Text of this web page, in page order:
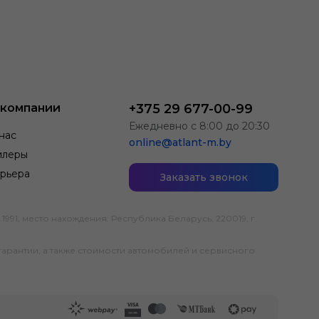
+375 29 677-00-99
Ежедневно с 8:00 до 20:30
online@atlant-m.by
Заказать звонок
место нахождения: Республика Беларусь, 220019, г.
а также стоимости автомобилей и сервисного